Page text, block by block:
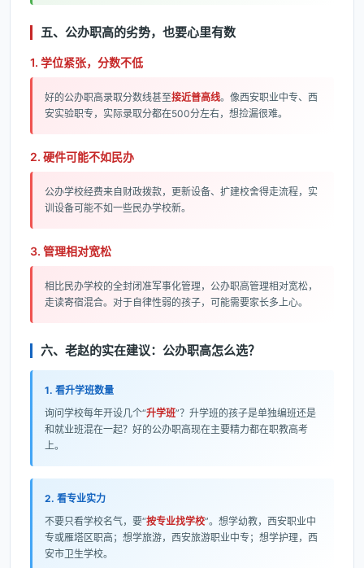
五、公办职高的劣势，也要心里有数
1. 学位紧张，分数不低
好的公办职高录取分数线甚至接近普高线。像西安职业中专、西
安实验职专，实际录取分都在500分左右，想捡漏很难。
2. 硬件可能不如民办
公办学校经费来自财政拨款，更新设备、扩建校舍得走流程，实
训设备可能不如一些民办学校新。
3. 管理相对宽松
相比民办学校的全封闭准军事化管理，公办职高管理相对宽松，
走读寄宿混合。对于自律性弱的孩子，可能需要家长多上心。
六、老赵的实在建议：公办职高怎么选？
1. 看升学班数量
询问学校每年开设几个“升学班”？升学班的孩子是单独编班还是
和就业班混在一起？好的公办职高现在主要精力都在职教高考
上。
2. 看专业实力
不要只看学校名气，要“按专业找学校”。想学幼教，西安职业中
专或雁塔区职高；想学旅游，西安旅游职业中专；想学护理，西
安市卫生学校。